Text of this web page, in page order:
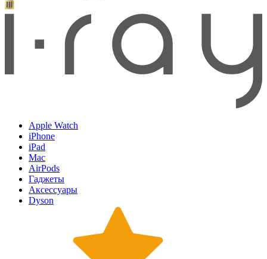
Apple Watch
iPhone
iPad
Mac
AirPods
Гаджеты
Аксессуары
Dyson